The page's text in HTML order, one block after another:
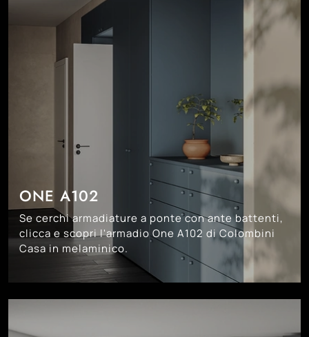
ONE A102
Se cerchi armadiature a ponte con ante battenti,
clicca e scopri l'armadio One A102 di Colombini
Casa in melaminico.